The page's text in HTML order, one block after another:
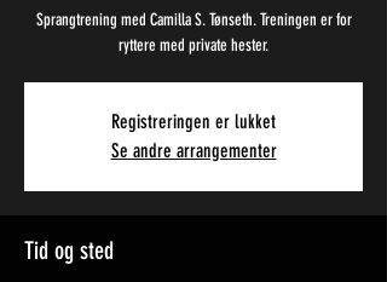
Sprangtrening med Camilla S. Tønseth. Treningen er for
ryttere med private hester.
Registreringen er lukket
Se andre arrangementer
Tid og sted